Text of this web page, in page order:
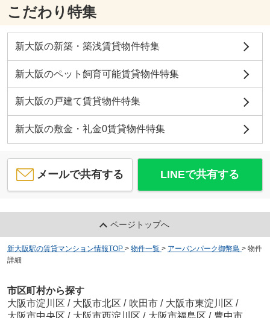
こだわり特集
新大阪の新築・築浅賃貸物件特集
新大阪のペット飼育可能賃貸物件特集
新大阪の戸建て賃貸物件特集
新大阪の敷金・礼金0賃貸物件特集
メールで共有する LINEで共有する
ページトップへ
新大阪駅の賃貸マンション情報TOP > 物件一覧 > アーバンパーク御幣島 > 物件
詳細
市区町村から探す
大阪市淀川区 / 大阪市北区 / 吹田市 / 大阪市東淀川区 /